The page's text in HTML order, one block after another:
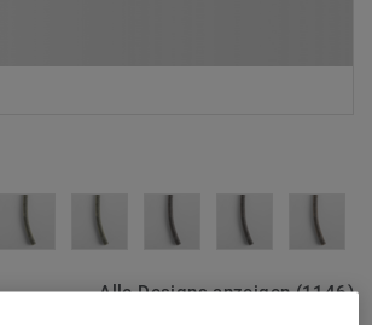
Alle Designs anzeigen (1146)